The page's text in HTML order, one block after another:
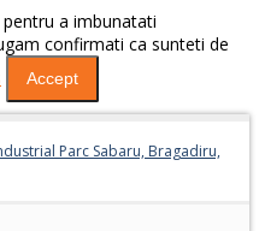
a imbunatati
confirmati ca sunteti de
Accept
Parc Sabaru, Bragadiru,